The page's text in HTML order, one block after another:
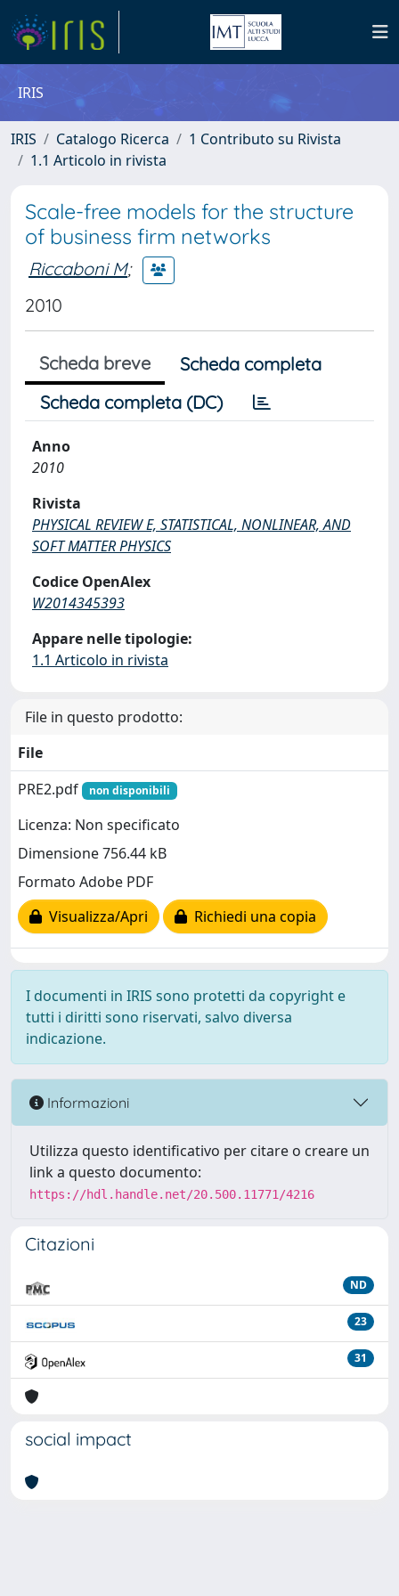
IRIS
IRIS Catalogo Ricerca
1 Contributo su Rivista
1.1 Articolo in rivista
Scale-free models for the structure
of business firm networks
Riccaboni M;
2010
Scheda breve
Scheda completa
Scheda completa (DC)
Anno
2010
Rivista
PHYSICAL REVIEW E, STATISTICAL, NONLINEAR, AND
SOFT MATTER PHYSICS
Codice OpenAlex
W2014345393
Appare nelle tipologie:
1.1 Articolo in rivista
File in questo prodotto:
File
PRE2.pdf
non disponibili
Licenza: Non specificato
Dimensione 756.44 kB
Formato Adobe PDF
Visualizza/Apri
Richiedi una copia
I documenti in IRIS sono protetti da copyright e
tutti i diritti sono riservati, salvo diversa
indicazione.
Informazioni
Utilizza questo identificativo per citare o creare un
link a questo documento:
https://hdl.handle.net/20.500.11771/4216
Citazioni
ND
23
31
social impact